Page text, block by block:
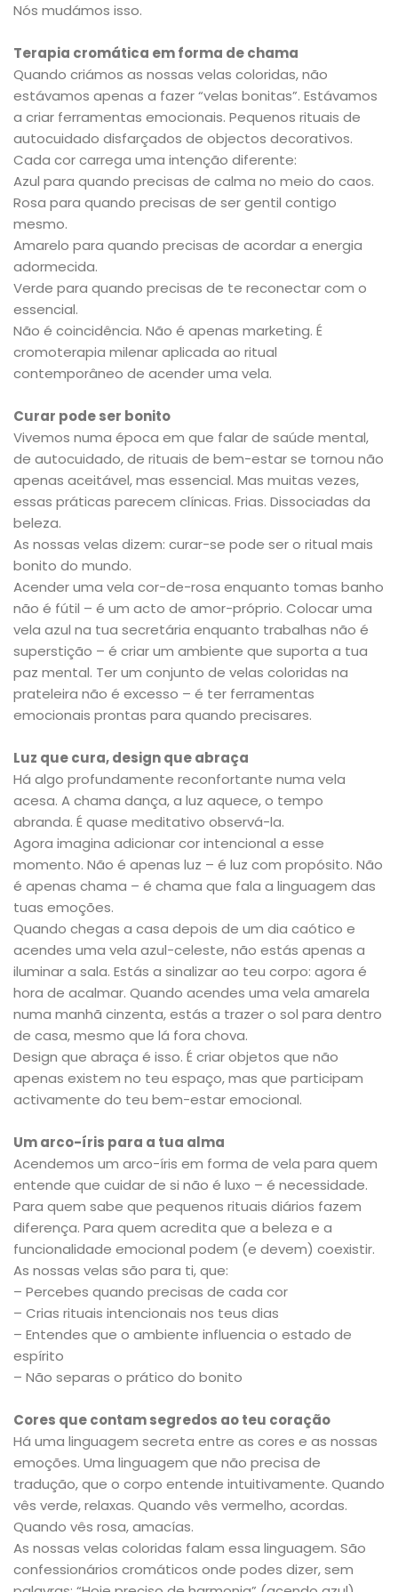
Nós mudámos isso.
Terapia cromática em forma de chama
Quando criámos as nossas velas coloridas, não
estávamos apenas a fazer “velas bonitas”. Estávamos
a criar ferramentas emocionais. Pequenos rituais de
autocuidado disfarçados de objectos decorativos.
Cada cor carrega uma intenção diferente:
Azul para quando precisas de calma no meio do caos.
Rosa para quando precisas de ser gentil contigo
mesmo.
Amarelo para quando precisas de acordar a energia
adormecida.
Verde para quando precisas de te reconectar com o
essencial.
Não é coincidência. Não é apenas marketing. É
cromoterapia milenar aplicada ao ritual
contemporâneo de acender uma vela.
Curar pode ser bonito
Vivemos numa época em que falar de saúde mental,
de autocuidado, de rituais de bem-estar se tornou não
apenas aceitável, mas essencial. Mas muitas vezes,
essas práticas parecem clínicas. Frias. Dissociadas da
beleza.
As nossas velas dizem: curar-se pode ser o ritual mais
bonito do mundo.
Acender uma vela cor-de-rosa enquanto tomas banho
não é fútil – é um acto de amor-próprio. Colocar uma
vela azul na tua secretária enquanto trabalhas não é
superstição – é criar um ambiente que suporta a tua
paz mental. Ter um conjunto de velas coloridas na
prateleira não é excesso – é ter ferramentas
emocionais prontas para quando precisares.
Luz que cura, design que abraça
Há algo profundamente reconfortante numa vela
acesa. A chama dança, a luz aquece, o tempo
abranda. É quase meditativo observá-la.
Agora imagina adicionar cor intencional a esse
momento. Não é apenas luz – é luz com propósito. Não
é apenas chama – é chama que fala a linguagem das
tuas emoções.
Quando chegas a casa depois de um dia caótico e
acendes uma vela azul-celeste, não estás apenas a
iluminar a sala. Estás a sinalizar ao teu corpo: agora é
hora de acalmar. Quando acendes uma vela amarela
numa manhã cinzenta, estás a trazer o sol para dentro
de casa, mesmo que lá fora chova.
Design que abraça é isso. É criar objetos que não
apenas existem no teu espaço, mas que participam
activamente do teu bem-estar emocional.
Um arco-íris para a tua alma
Acendemos um arco-íris em forma de vela para quem
entende que cuidar de si não é luxo – é necessidade.
Para quem sabe que pequenos rituais diários fazem
diferença. Para quem acredita que a beleza e a
funcionalidade emocional podem (e devem) coexistir.
As nossas velas são para ti, que:
– Percebes quando precisas de cada cor
– Crias rituais intencionais nos teus dias
– Entendes que o ambiente influencia o estado de
espírito
– Não separas o prático do bonito
Cores que contam segredos ao teu coração
Há uma linguagem secreta entre as cores e as nossas
emoções. Uma linguagem que não precisa de
tradução, que o corpo entende intuitivamente. Quando
vês verde, relaxas. Quando vês vermelho, acordas.
Quando vês rosa, amacías.
As nossas velas coloridas falam essa linguagem. São
confessionários cromáticos onde podes dizer, sem